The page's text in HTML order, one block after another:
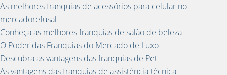
As melhores franquias de acessórios para celular no
mercadorefusal
Conheça as melhores franquias de salão de beleza
O Poder das Franquias do Mercado de Luxo
Descubra as vantagens das franquias de Pet
As vantagens das franquias de assistência técnica